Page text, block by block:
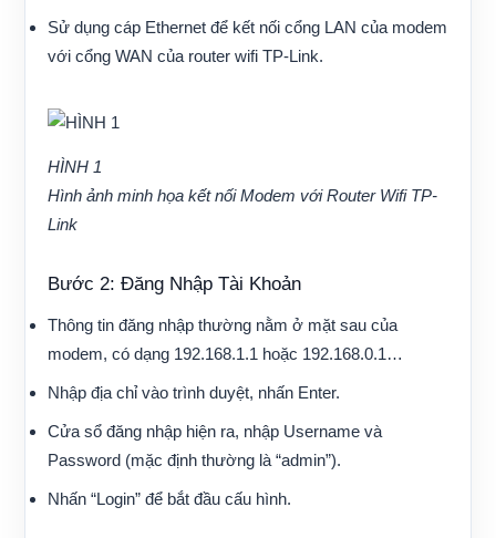
Sử dụng cáp Ethernet để kết nối cổng LAN của modem
với cổng WAN của router wifi TP-Link.
HÌNH 1
Hình ảnh minh họa kết nối Modem với Router Wifi TP-
Link
Bước 2: Đăng Nhập Tài Khoản
Thông tin đăng nhập thường nằm ở mặt sau của
modem, có dạng 192.168.1.1 hoặc 192.168.0.1…
Nhập địa chỉ vào trình duyệt, nhấn Enter.
Cửa sổ đăng nhập hiện ra, nhập Username và
Password (mặc định thường là “admin”).
Nhấn “Login” để bắt đầu cấu hình.